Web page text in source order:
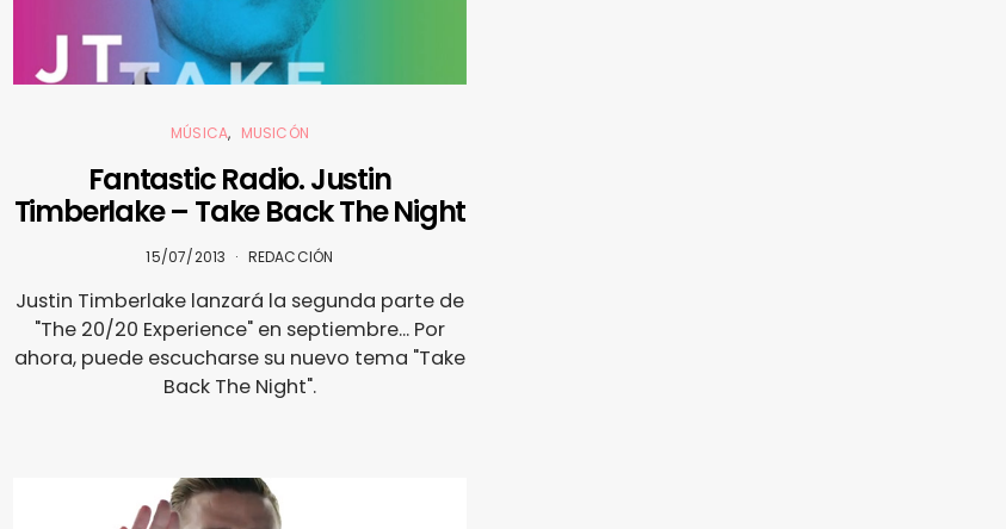
MÚSICA MUSICÓN
Fantastic Radio. Justin
Timberlake – Take Back The Night
15/07/2013 REDACCIÓN
Justin Timberlake lanzará la segunda parte de
"The 20/20 Experience" en septiembre... Por
ahora, puede escucharse su nuevo tema "Take
Back The Night".